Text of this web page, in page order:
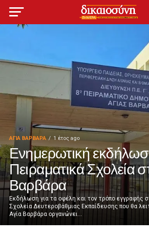
ΑΓΙΑ ΒΑΡΒΑΡΑ 1 έτος ago
Ενημερωτική
Πειραματικά Σχολεία
Βαρβάρα
Εκδήλωση για τα οφέλη και τον τρόπο εγγραφής
Σχολεία Δευτεροβάθμιας Εκπαίδευσης που θα
Αγία Βαρβάρα οργανώνει...